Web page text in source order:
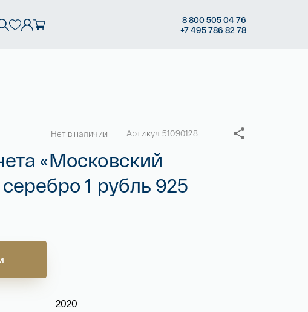
8800 50504 76
+7495 786 82 78
Нет в наличии Артикул 51090128
«Московский
1 рубль 925
2020